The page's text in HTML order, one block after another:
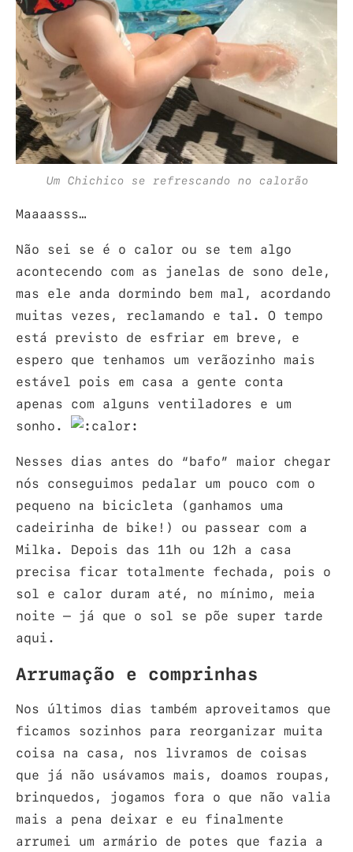
Um Chichico se refrescando no calorão
Maaaasss…
Não sei se é o calor ou se tem algo
acontecendo com as janelas de sono dele,
mas ele anda dormindo bem mal, acordando
muitas vezes, reclamando e tal. O tempo
está previsto de esfriar em breve, e
espero que tenhamos um verãozinho mais
estável pois em casa a gente conta
apenas com alguns ventiladores e um
sonho.
Nesses dias antes do “bafo” maior chegar
nós conseguimos pedalar um pouco com o
pequeno na bicicleta (ganhamos uma
cadeirinha de bike!) ou passear com a
Milka. Depois das 11h ou 12h a casa
precisa ficar totalmente fechada, pois o
sol e calor duram até, no mínimo, meia
noite – já que o sol se põe super tarde
aqui.
Arrumação e comprinhas
Nos últimos dias também aproveitamos que
ficamos sozinhos para reorganizar muita
coisa na casa, nos livramos de coisas
que já não usávamos mais, doamos roupas,
brinquedos, jogamos fora o que não valia
mais a pena deixar e eu finalmente
arrumei um armário de potes que fazia a